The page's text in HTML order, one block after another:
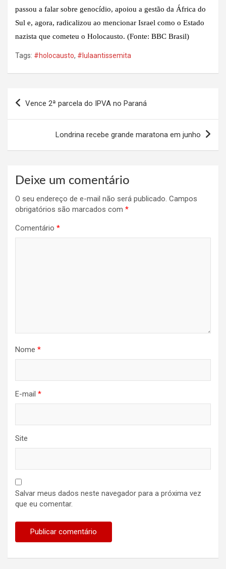
passou a falar sobre genocídio, apoiou a gestão da África do
Sul e, agora, radicalizou ao mencionar Israel como o Estado
nazista que cometeu o Holocausto. (Fonte: BBC Brasil)
Tags: #holocausto, #lulaantissemita
Vence 2ª parcela do IPVA no Paraná
Londrina recebe grande maratona em junho
Deixe um comentário
O seu endereço de e-mail não será publicado. Campos
obrigatórios são marcados com *
Comentário *
Nome *
E-mail *
Site
Salvar meus dados neste navegador para a próxima vez
que eu comentar.